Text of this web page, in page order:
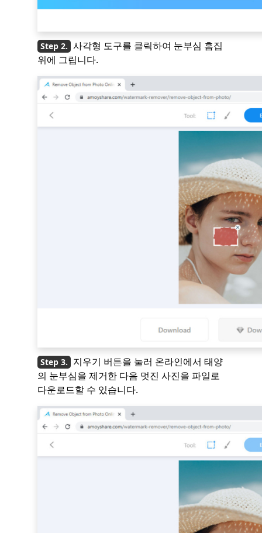
사각형 도구를 클릭하여 눈부심 흠집
위에 그립니다.
지우기 버튼을 눌러 온라인에서 태양
의 눈부심을 제거한 다음 멋진 사진을 파일로
다운로드할 수 있습니다.